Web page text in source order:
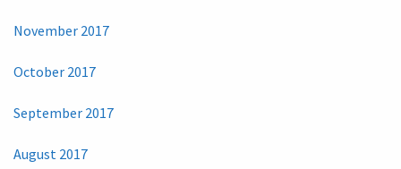
November 2017
October 2017
September 2017
August 2017